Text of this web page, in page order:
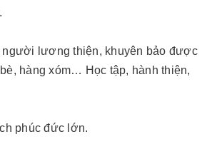
người lương thiện, khuyên bảo được
hàng xóm… Học tập, hành thiện,
phúc đức lớn.